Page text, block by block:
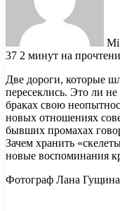
37 2 минут на
Две дороги, которые
пересеклись. Это ли
браках свою
новых отношениях
бывших промахах
Зачем хранить
новые воспоминания
Фотограф Лана Гущина